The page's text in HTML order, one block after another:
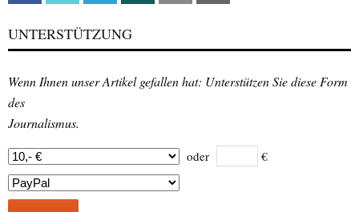
UNTERSTÜTZUNG
Wenn Ihnen unser Artikel gefallen hat: Unterstützen Sie diese Form
des
Journalismus.
oder €